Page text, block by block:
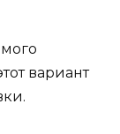
вариант